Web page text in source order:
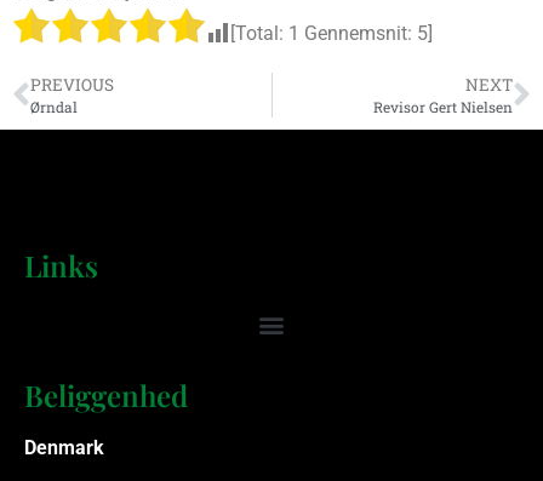
[Total: 1 Gennemsnit: 5
PREVIOUS
Ørndal
NEXT
Revisor Gert Nielsen
Links
Beliggenhed
Denmark